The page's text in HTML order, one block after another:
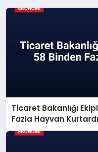
Ticaret Bakanlığı
Fazla Hayvan Kurtardı